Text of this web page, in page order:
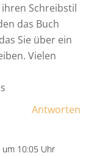
Schreibstil
das Buch
Sie über ein
Vielen
Antworten
10:05 Uhr